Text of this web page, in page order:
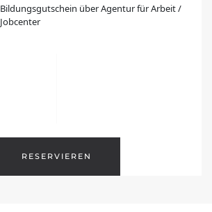
Bildungsgutschein über Agentur für Arbeit /
Jobcenter
RESERVIEREN